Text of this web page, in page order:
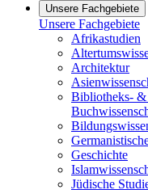
Unsere Fachgebiete
Unsere Fachgebiete
Afrikastudien
Architektur
Bibliotheks- &
Geschichte
Jüdische